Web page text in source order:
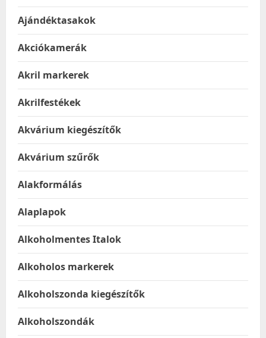
Ajándéktasakok
Akciókamerák
Akril markerek
Akrilfestékek
Akvárium kiegészítők
Akvárium szűrők
Alakformálás
Alaplapok
Alkoholmentes Italok
Alkoholos markerek
Alkoholszonda kiegészítők
Alkoholszondák